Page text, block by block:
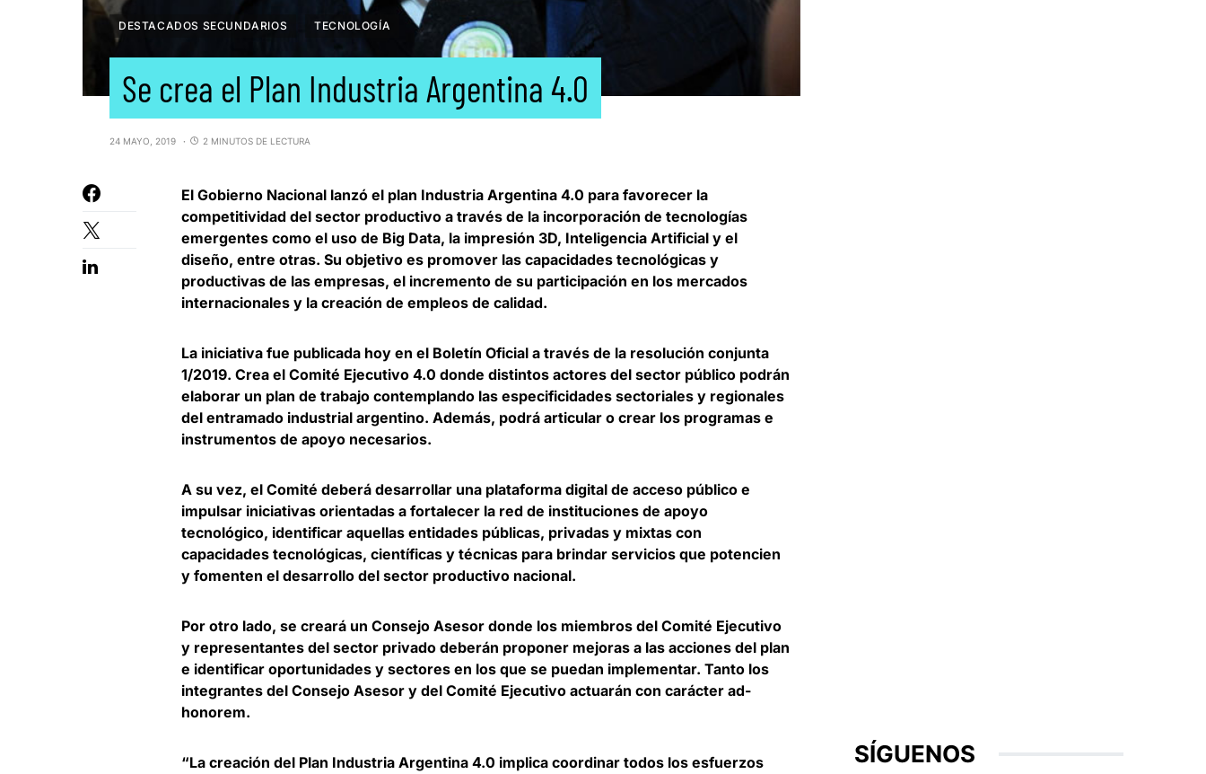
DESTACADOS SECUNDARIOS TECNOLOGÍA
Se crea el Plan Industria Argentina 4.0
24 MAYO, 2019 2 MINUTOS DE LECTURA
El Gobierno Nacional lanzó el plan Industria Argentina 4.0 para favorecer la
competitividad del sector productivo a través de la incorporación de tecnologías
emergentes como el uso de Big Data, la impresión 3D, Inteligencia Artificial y el
diseño, entre otras. Su objetivo es promover las capacidades tecnológicas y
productivas de las empresas, el incremento de su participación en los mercados
internacionales y la creación de empleos de calidad.
La iniciativa fue publicada hoy en el Boletín Oficial a través de la resolución conjunta
1/2019. Crea el Comité Ejecutivo 4.0 donde distintos actores del sector público podrán
elaborar un plan de trabajo contemplando las especificidades sectoriales y regionales
del entramado industrial argentino. Además, podrá articular o crear los programas e
instrumentos de apoyo necesarios.
A su vez, el Comité deberá desarrollar una plataforma digital de acceso público e
impulsar iniciativas orientadas a fortalecer la red de instituciones de apoyo
tecnológico, identificar aquellas entidades públicas, privadas y mixtas con
capacidades tecnológicas, científicas y técnicas para brindar servicios que potencien
y fomenten el desarrollo del sector productivo nacional.
Por otro lado, se creará un Consejo Asesor donde los miembros del Comité Ejecutivo
y representantes del sector privado deberán proponer mejoras a las acciones del plan
e identificar oportunidades y sectores en los que se puedan implementar. Tanto los
integrantes del Consejo Asesor y del Comité Ejecutivo actuarán con carácter ad-
honorem.
“La creación del Plan Industria Argentina 4.0 implica coordinar todos los esfuerzos
SÍGUENOS